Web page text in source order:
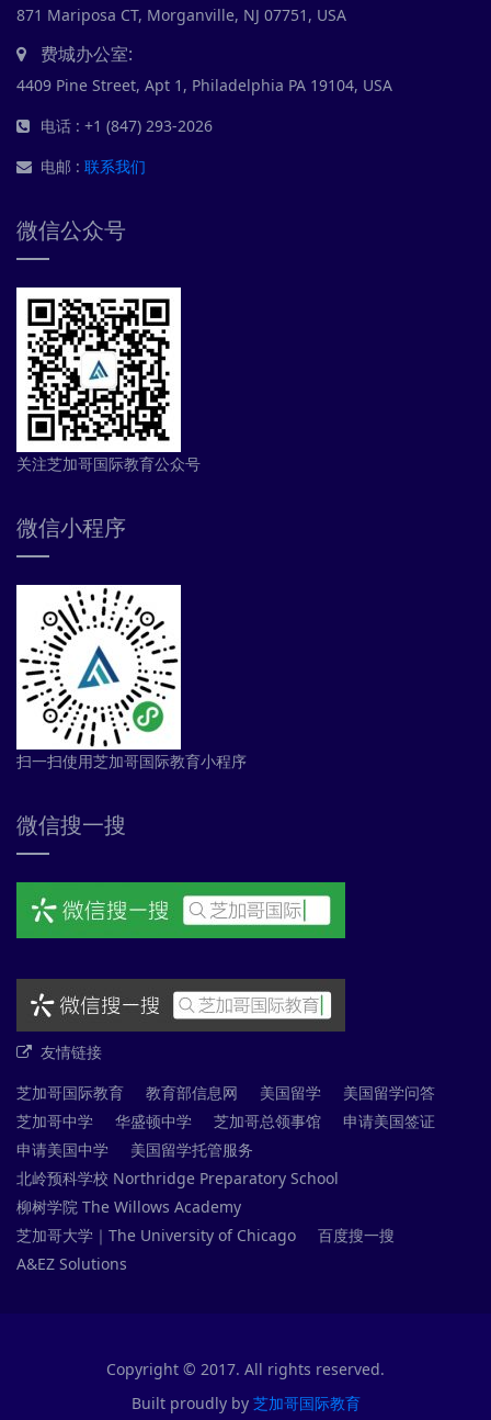
871 Mariposa CT, Morganville, NJ 07751, USA
费城办公室:
4409 Pine Street, Apt 1, Philadelphia PA 19104, USA
电话 : +1 (847) 293-2026
电邮 : 联系我们
微信公众号
关注芝加哥国际教育公众号
微信小程序
扫一扫使用芝加哥国际教育小程序
微信搜一搜
友情链接
芝加哥国际教育
教育部信息网 美国留学
美国留学问答
芝加哥中学
华盛顿中学 芝加哥总领事馆
申请美国签证
申请美国中学
美国留学托管服务
北岭预科学校 Northridge Preparatory School
柳树学院 The Willows Academy
芝加哥大学｜The University of Chicago
百度搜一搜
A&EZ Solutions
Copyright © 2017. All rights reserved.
Built proudly by 芝加哥国际教育